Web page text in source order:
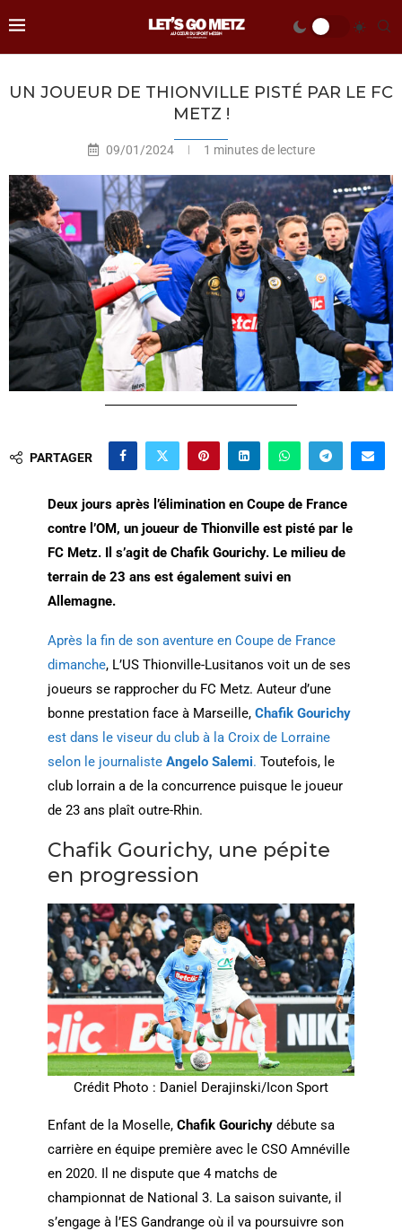
UN JOUEUR DE THIONVILLE PISTÉ PAR LE FC
METZ !
09/01/2024 1 minutes de lecture
PARTAGER
Deux jours après l’élimination en Coupe de France
contre l’OM, un joueur de Thionville est pisté par le
FC Metz. Il s’agit de Chafik Gourichy. Le milieu de
terrain de 23 ans est également suivi en
Allemagne.
Après la fin de son aventure en Coupe de France
dimanche, L’US Thionville-Lusitanos voit un de ses
joueurs se rapprocher du FC Metz. Auteur d’une
bonne prestation face à Marseille, Chafik Gourichy
est dans le viseur du club à la Croix de Lorraine
selon le journaliste Angelo Salemi. Toutefois, le
club lorrain a de la concurrence puisque le joueur
de 23 ans plaît outre-Rhin.
Chafik Gourichy, une pépite
en progression
Crédit Photo : Daniel Derajinski/Icon Sport
Enfant de la Moselle, Chafik Gourichydébute sa
carrière en équipe première avec le CSO Amnéville
en 2020. Il ne dispute que 4 matchs de
championnat de National 3. La saison suivante, il
s’engage à l’ES Gandrange où il va poursuivre son